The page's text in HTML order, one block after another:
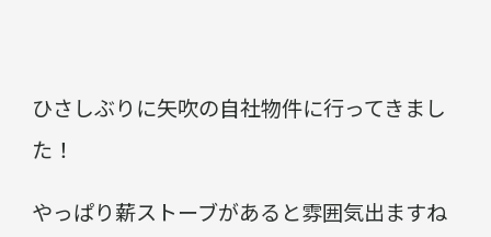
ひさしぶりに矢吹の自社物件に行ってきまし
た！
やっぱり薪ストーブがあると雰囲気出ますね